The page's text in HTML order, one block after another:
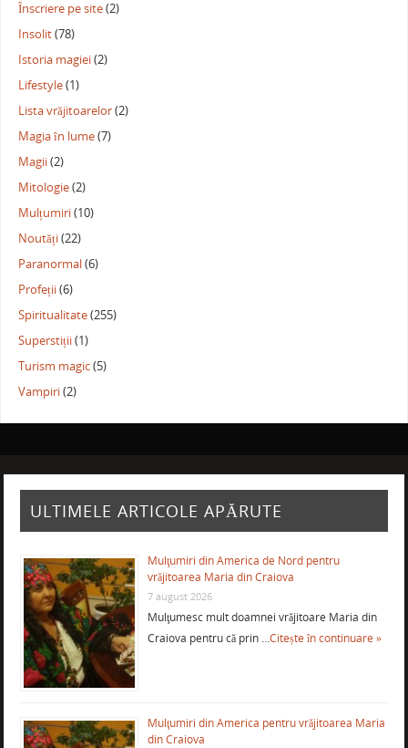
Înscriere pe site(2)
Insolit(78)
Istoria magiei(2)
Lifestyle(1)
Lista vrăjitoarelor(2)
Magia în lume(7)
Magii(2)
Mitologie(2)
Mulțumiri(10)
Noutăți(22)
Paranormal(6)
Profeții(6)
Spiritualitate(255)
Superstiții(1)
Turism magic(5)
Vampiri(2)
ULTIMELE ARTICOLE APĂRUTE
Mulţumiri din America de Nord pentru
vrăjitoarea Maria din Craiova
7 august 2026
Mulţumesc mult doamnei vrăjitoare Maria din
Craiova pentru că prin …Citește în continuare »
Mulţumiri din America pentru vrăjitoarea Maria
din Craiova